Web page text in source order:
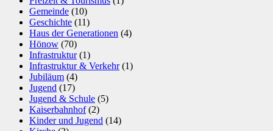
Gemeinde (10)
Geschichte (11)
Haus der Generationen (4)
Hönow (70)
Infrastruktur(1)
Infrastruktur & Verkehr(1)
Jubiläum (4)
Jugend (17)
Jugend & Schule (5)
Kaiserbahnhof(2)
Kinder und Jugend (14)